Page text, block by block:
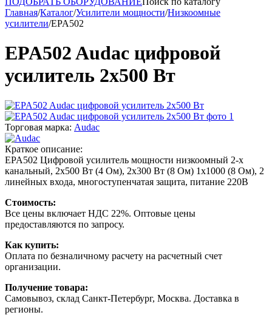
Главная/Каталог/Усилители мощности/Низкоомные
усилители/EPA502
EPA502 Audac цифровой
усилитель 2х500 Вт
Торговая марка: Audac
Краткое описание:
EPA502 Цифровой усилитель мощности низкоомный 2-х
канальный, 2х500 Вт (4 Ом), 2х300 Вт (8 Ом) 1х1000 (8 Ом), 2
линейных входа, многоступенчатая защита, питание 220В
Стоимость:
Все цены включает НДС 22%. Оптовые цены
предоставляются по запросу.
Как купить:
Оплата по безналичному расчету на расчетный счет
организации.
Получение товара:
Самовывоз, склад Санкт-Петербург, Москва. Доставка в
регионы.